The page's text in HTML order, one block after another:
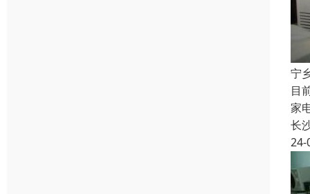
宁
目
家
长
24-